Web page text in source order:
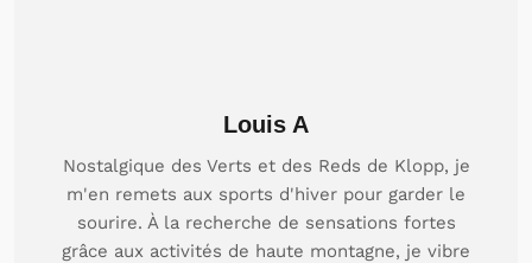
Louis A
Nostalgique des Verts et des Reds de Klopp, je
m'en remets aux sports d'hiver pour garder le
sourire. À la recherche de sensations fortes
grâce aux activités de haute montagne, je vibre